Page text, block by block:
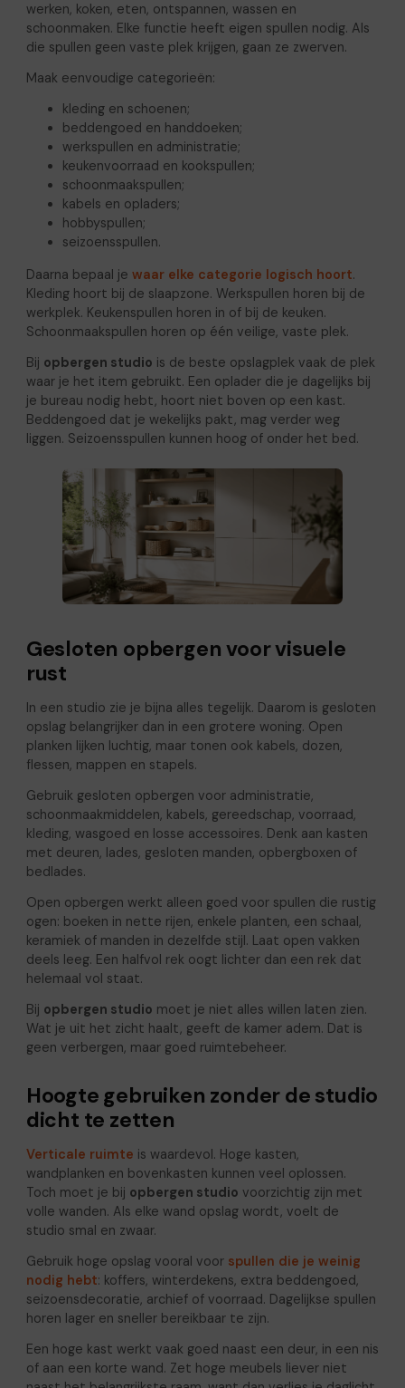
werken, koken, eten, ontspannen, wassen en
schoonmaken. Elke functie heeft eigen spullen nodig. Als
die spullen geen vaste plek krijgen, gaan ze zwerven.
Maak eenvoudige categorieën:
kleding en schoenen;
beddengoed en handdoeken;
werkspullen en administratie;
keukenvoorraad en kookspullen;
schoonmaakspullen;
kabels en opladers;
hobbyspullen;
seizoensspullen.
Daarna bepaal je waar elke categorie logisch hoort.
Kleding hoort bij de slaapzone. Werkspullen horen bij de
werkplek. Keukenspullen horen in of bij de keuken.
Schoonmaakspullen horen op één veilige, vaste plek.
Bij opbergen studio is de beste opslagplek vaak de plek
waar je het item gebruikt. Een oplader die je dagelijks bij
je bureau nodig hebt, hoort niet boven op een kast.
Beddengoed dat je wekelijks pakt, mag verder weg
liggen. Seizoensspullen kunnen hoog of onder het bed.
Gesloten opbergen voor visuele
rust
In een studio zie je bijna alles tegelijk. Daarom is gesloten
opslag belangrijker dan in een grotere woning. Open
planken lijken luchtig, maar tonen ook kabels, dozen,
flessen, mappen en stapels.
Gebruik gesloten opbergen voor administratie,
schoonmaakmiddelen, kabels, gereedschap, voorraad,
kleding, wasgoed en losse accessoires. Denk aan kasten
met deuren, lades, gesloten manden, opbergboxen of
bedlades.
Open opbergen werkt alleen goed voor spullen die rustig
ogen: boeken in nette rijen, enkele planten, een schaal,
keramiek of manden in dezelfde stijl. Laat open vakken
deels leeg. Een halfvol rek oogt lichter dan een rek dat
helemaal vol staat.
Bij opbergen studio moet je niet alles willen laten zien.
Wat je uit het zicht haalt, geeft de kamer adem. Dat is
geen verbergen, maar goed ruimtebeheer.
Hoogte gebruiken zonder de studio
dicht te zetten
Verticale ruimte is waardevol. Hoge kasten,
wandplanken en bovenkasten kunnen veel oplossen.
Toch moet je bij opbergen studio voorzichtig zijn met
volle wanden. Als elke wand opslag wordt, voelt de
studio smal en zwaar.
Gebruik hoge opslag vooral voor spullen die je weinig
nodig hebt: koffers, winterdekens, extra beddengoed,
seizoensdecoratie, archief of voorraad. Dagelijkse spullen
horen lager en sneller bereikbaar te zijn.
Een hoge kast werkt vaak goed naast een deur, in een nis
of aan een korte wand. Zet hoge meubels liever niet